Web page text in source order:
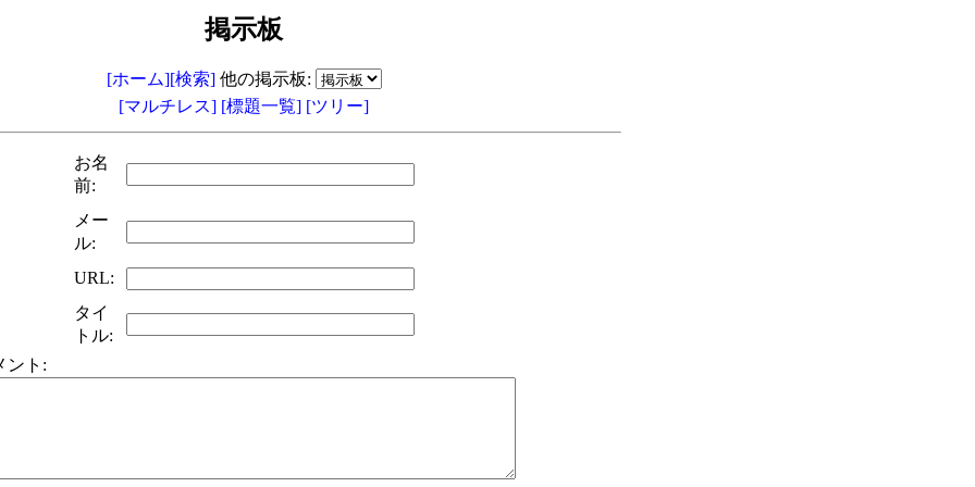
掲示板
[ホーム][検索]他の掲示板:
[マルチレス] [標題一覧] [ツリー]
お名
前:
メー
ル:
URL:
タイ
トル:
ント: